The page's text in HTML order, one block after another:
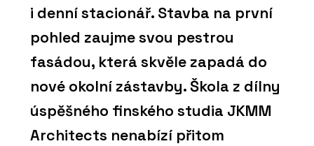
i denní stacionář. Stavba na první
pohled zaujme svou pestrou
fasádou, která skvěle zapadá do
nové okolní zástavby. Škola z dílny
úspěšného finského studia JKMM
Architects nenabízí přitom